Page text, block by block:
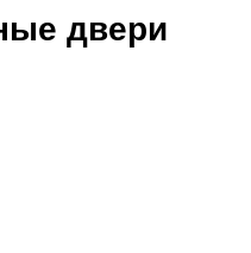
двери